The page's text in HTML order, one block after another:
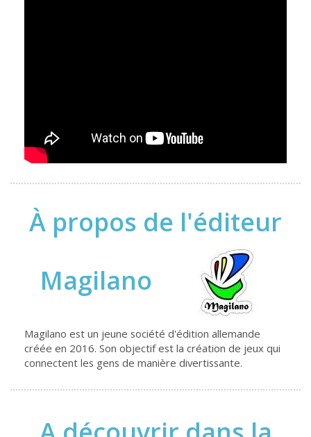
À propos de l'éditeur
Magilano
Magilano est un jeune société d'édition allemande
créée en 2016. Son objectif est la création de jeux qui
connectent les gens de manière divertissante.